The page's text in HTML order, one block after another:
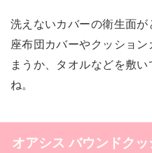
洗えないカバーの衛生面が
座布団カバーやクッション
まうか、タオルなどを敷
ね。
オアシス バウンドク